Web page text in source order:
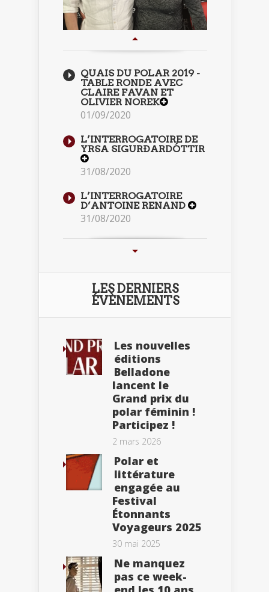
QUAIS DU POLAR 2019 -
TABLE RONDE AVEC
CLAIRE FAVAN ET
OLIVIER NOREK
01/09/2020
L’INTERROGATOIRE DE
YRSA SIGURÐARDÓTTIR
31/08/2020
L’INTERROGATOIRE
D’ANTOINE RENAND
31/08/2020
LES DERNIERS
ÉVÈNEMENTS
Les nouvelles
éditions
Belladone
lancent le
Grand prix du
polar féminin !
Participez !
2 mars 2026
Polar et
littérature
engagée au
Festival
Étonnants
Voyageurs 2025
30 mai 2025
Ne manquez
pas ce week-